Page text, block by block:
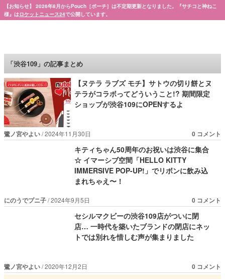
【お知らせ】 2026年8月からPouch［ポーチ］は不定期更新となりました。『サチコと神ねこ
様』はロケットニュース24で公開しています。
「渋谷109」の記事まとめ
【ヌテラ ラブズ モチ】サトウの切り餅とヌ
テラがコラボってどういうこと!? 期間限定
ショップが渋谷109にOPENするよ
鷺ノ宮やよい 2024年11月30日 0 コメント
キティちゃん50周年のお祝いは渋谷に集合
☆ イマーシブ空間「HELLO KITTY
IMMERSIVE POP-UP!」でリボンに飲み込
まれちゃえ〜！
にのうでプニ子 2024年9月5日 0 コメント
セシルマクビーの渋谷109店がついに閉
店… 一時代を築いたブランドの閉店にネッ
トでは別れを惜しむ声が集まりました
鷺ノ宮やよい 2020年12月2日 0 コメント